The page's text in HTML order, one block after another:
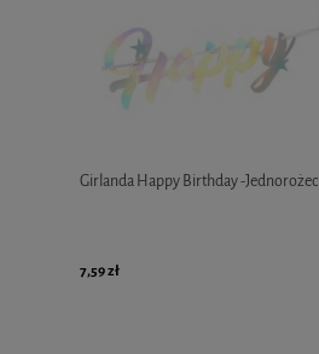
Girlanda Happy Birthday -Jednorożec
7,59 zł